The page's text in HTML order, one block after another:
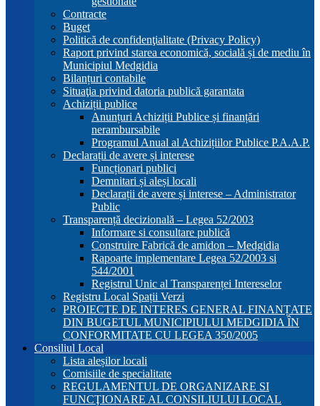
Contracte
Buget
Politică de confidenţialitate (Privacy Policy)
Raport privind starea economică, socială și de mediu în
Municipiul Medgidia
Bilanțuri contabile
Situaţia privind datoria publică garantata
Achiziții publice
Anunțuri Achiziții Publice și finanțări
nerambursabile
Programul Anual al Achizițiilor Publice P.A.A.P.
Declarații de avere și interese
Funcționari publici
Demnitari și aleși locali
Declarații de avere și interese – Administrator
Public
Transparență decizională – Legea 52/2003
Informare si consultare publică
Construire Fabrică de amidon – Medgidia
Rapoarte implementare Legea 52/2003 si
544/2001
Registrul Unic al Transparenței Intereselor
Registru Local Spații Verzi
PROIECTE DE INTERES GENERAL FINANȚATE
DIN BUGETUL MUNICIPIULUI MEDGIDIA ÎN
CONFORMITATE CU LEGEA 350/2005
Consiliul Local
Lista aleșilor locali
Comisiile de specialitate
REGULAMENTUL DE ORGANIZARE SI
FUNCŢIONARE AL CONSILIULUI LOCAL